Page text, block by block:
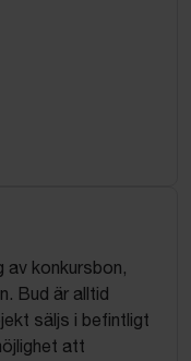
av konkursbon,
Bud är alltid
säljs i befintligt
att